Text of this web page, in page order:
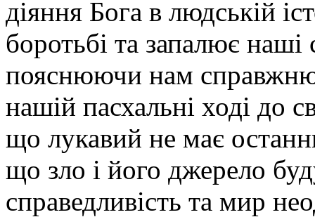
діяння Бога в людській
боротьбі та запалює
пояснюючи нам
нашій пасхальні ході до
що лукавий не має
що зло і його джерело
справедливість та мир